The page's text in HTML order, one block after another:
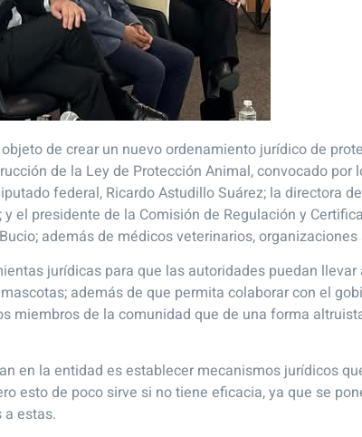
de crear un nuevo ordenamiento jurídico de
de la Ley de Protección Animal, convocado por
federal, Ricardo Astudillo Suárez; la directora
el presidente de la Comisión de Regulación y
además de médicos veterinarios,
jurídicas para que las autoridades puedan
además de que permita colaborar con el
miembros de la comunidad que de una forma
en la entidad es establecer mecanismos jurídicos
esto de poco sirve si no tiene eficacia, ya que se
estas.